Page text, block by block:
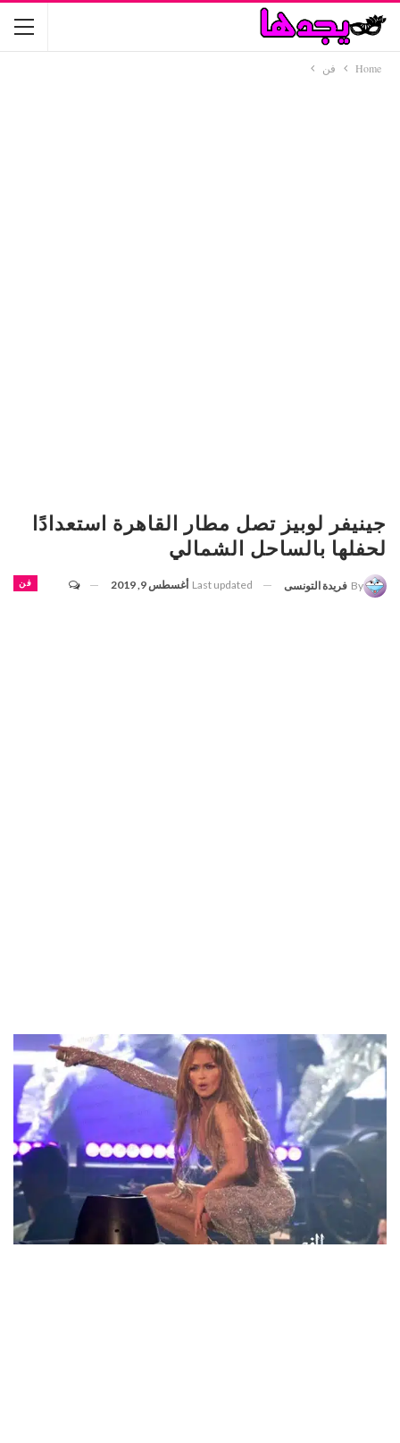
Home فن
جينيفر لوبيز تصل مطار القاهرة استعدادًا
لحفلها بالساحل الشمالي
فن By فريدة التونسى Last updated أغسطس 9, 2019